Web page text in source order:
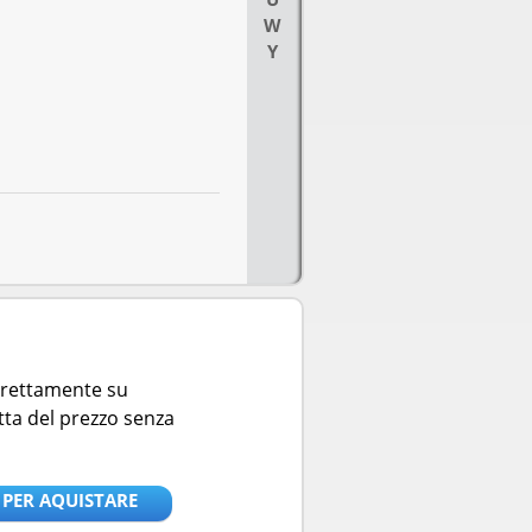
W
Y
su
del prezzo senza
AQUISTARE